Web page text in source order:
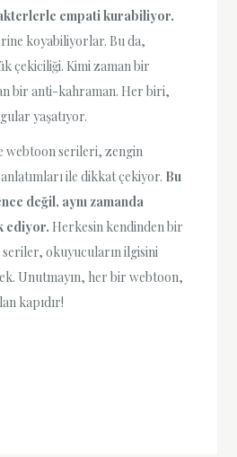
empati kurabiliyor.
koyabiliyorlar. Bu da,
çekiciliği. Kimi zaman bir
bir anti-kahraman. Her biri,
yaşatıyor.
webtoon serileri, zengin
ile dikkat çekiyor. Bu
değil, aynı zamanda
ediyor. Herkesin kendinden bir
okuyucuların ilgisini
Unutmayın, her bir webtoon,
kapıdır!